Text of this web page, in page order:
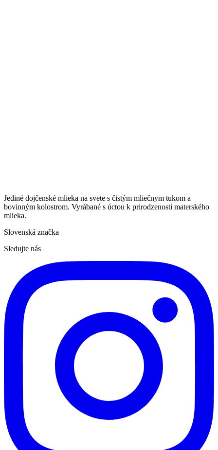
Jediné dojčenské mlieka na svete s čistým mliečnym tukom a
bovinným kolostrom. Vyrábané s úctou k prirodzenosti materského
mlieka.
Slovenská značka
Sledujte nás